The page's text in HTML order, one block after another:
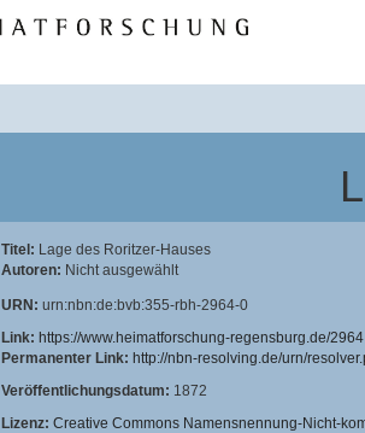
Titel: Lage des Roritzer-Hauses
Autoren: Nicht ausgewählt
URN: urn:nbn:de:bvb:355-rbh-2964-0
Link: https://www.heimatforschung-regensburg.de/2964
Permanenter Link: http://nbn-resolving.de/urn/
Veröffentlichungsdatum: 1872
Lizenz: Creative Commons Namensnennung-Nicht-